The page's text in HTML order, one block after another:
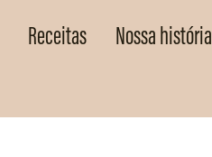
Receitas Nossa história